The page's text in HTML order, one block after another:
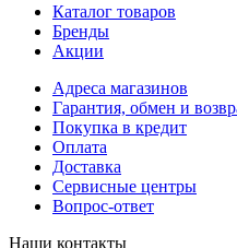
Каталог товаров
Бренды
Акции
Адреса магазинов
Гарантия, обмен и
Покупка в кредит
Оплата
Доставка
Сервисные центры
Вопрос-ответ
Наши контакты